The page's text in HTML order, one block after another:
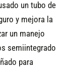
un tubo de
y mejora la
un manejo
semiintegrado
para